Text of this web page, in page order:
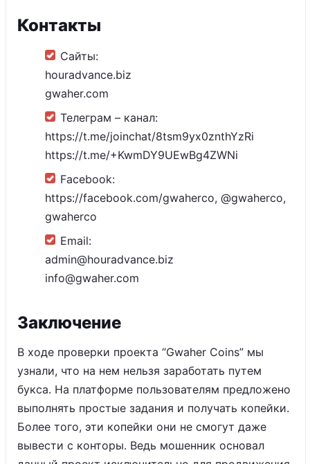
Контакты
Сайты:
houradvance.biz
gwaher.com
Телеграм – канал:
https://t.me/joinchat/8tsm9yx0znthYzRi
https://t.me/+KwmDY9UEwBg4ZWNi
Facebook:
https://facebook.com/gwaherco, @gwaherco,
gwaherco
Email:
admin@houradvance.biz
info@gwaher.com
Заключение
В ходе проверки проекта “Gwaher Coins” мы
узнали, что на нем нельзя заработать путем
букса. На платформе пользователям предложено
выполнять простые задания и получать копейки.
Более того, эти копейки они не смогут даже
вывести с конторы. Ведь мошенник основал